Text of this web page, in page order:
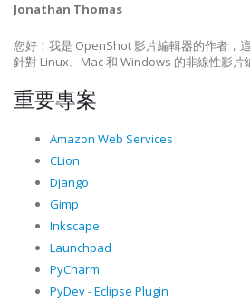
Jonathan Thomas
您好！我是 OpenShot 影片編輯器的作者，
針對 Linux、Mac 和 Windows 的非線性影片
重要專案
Amazon Web Services
CLion
Django
Gimp
Inkscape
Launchpad
PyCharm
PyDev - Eclipse Plugin